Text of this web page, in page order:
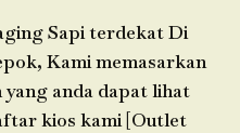
Sapi terdekat Di
Kami memasarkan
anda dapat lihat
kios kami [Outlet